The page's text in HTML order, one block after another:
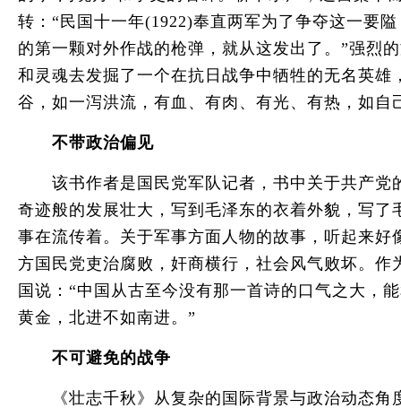
转：“民国十一年(1922)奉直两军为了争夺这一要
的第一颗对外作战的枪弹，就从这发出了。”强烈
和灵魂去发掘了一个在抗日战争中牺牲的无名英
谷，如一泻洪流，有血、有肉、有光、有热，如
不带政治偏见
该书作者是国民党军队记者，书中关于共产党
奇迹般的发展壮大，写到毛泽东的衣着外貌，写
事在流传着。关于军事方面人物的故事，听起来
方国民党吏治腐败，奸商横行，社会风气败坏。
国说：“中国从古至今没有那一首诗的口气之大，
黄金，北进不如南进。”
不可避免的战争
《壮志千秋》从复杂的国际背景与政治动态角